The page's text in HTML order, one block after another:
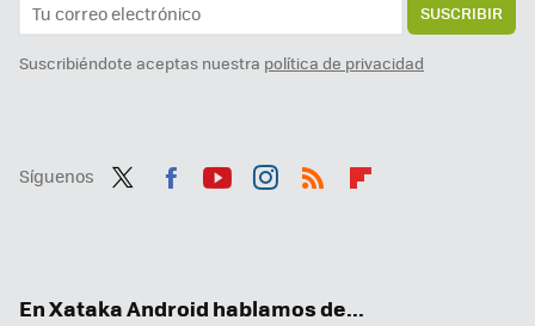
SUSCRIBIR
Suscribiéndote aceptas nuestra política de privacidad
Síguenos
En Xataka Android hablamos de...